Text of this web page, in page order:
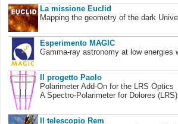
La missione Euclid
Mapping the geometry of the dark
Esperimento MAGIC
Gamma-ray astronomy at low energies
Il progetto Paolo
Polarimeter Add-On for the LRS Optics
A Spectro-Polarimeter for Dolores
Il telescopio Rem